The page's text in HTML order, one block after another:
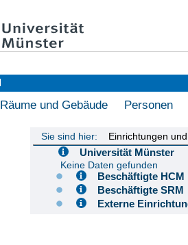
Räume und Gebäude Personen
Sie sind hier: Einrichtungen
Universität Münster
Keine Daten gefunden
Beschäftigte
Beschäftigte
Externe